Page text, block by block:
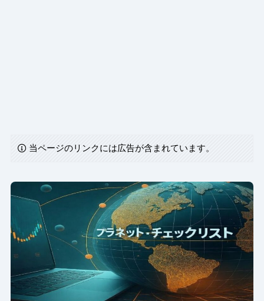
当ページのリンクには広告が含まれています。